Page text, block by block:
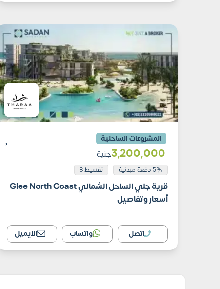
المشروعات الساحلية
3٬200٬000جنية
5% دفعة مبدئية تقسيط 8
قرية جلي الساحل الشمالي Glee North Coast
أسعار وتفاصيل
اتصل واتساب الايميل